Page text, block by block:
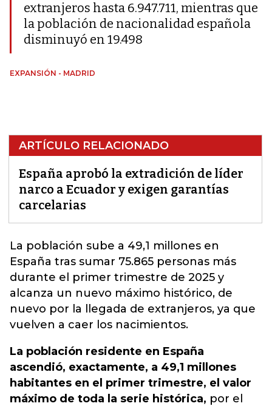
extranjeros hasta 6.947.711, mientras que
la población de nacionalidad española
disminuyó en 19.498
EXPANSIÓN - MADRID
ARTÍCULO RELACIONADO
España aprobó la extradición de líder
narco a Ecuador y exigen garantías
carcelarias
La población sube a 49,1 millones en
España tras sumar 75.865 personas más
durante el primer trimestre de 2025 y
alcanza un nuevo máximo histórico, de
nuevo por la llegada de extranjeros, ya que
vuelven a caer los nacimientos.
La población residente en España
ascendió, exactamente, a 49,1 millones
habitantes en el primer trimestre, el valor
máximo de toda la serie histórica, por el